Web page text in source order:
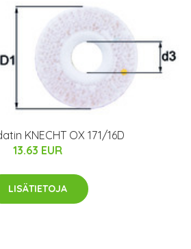
KNECHT OX 171/16D
13.63 EUR
LISÄTIETOJA